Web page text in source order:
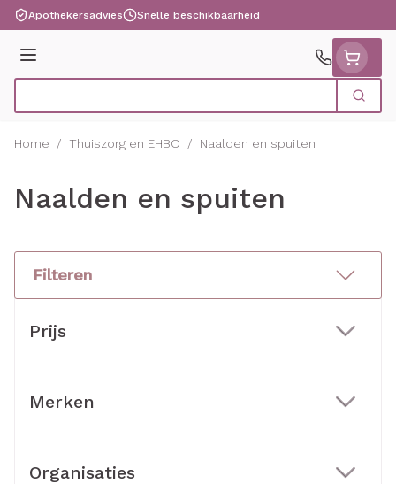
Ga naar de inhoud
Apothekersadvies Snelle beschikbaarheid
Menu
Zoek
Home / Thuiszorg en EHBO / Naalden en spuiten
Naalden en spuiten
Filteren
Prijs
Merken
Organisaties